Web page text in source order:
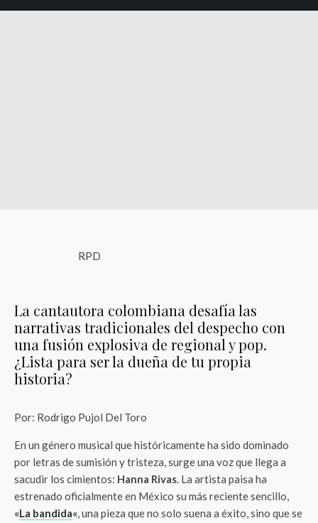
RPD
La cantautora colombiana desafía las
narrativas tradicionales del despecho con
una fusión explosiva de regional y pop.
¿Lista para ser la dueña de tu propia
historia?
Por: Rodrigo Pujol Del Toro
En un género musical que históricamente ha sido dominado
por letras de sumisión y tristeza, surge una voz que llega a
sacudir los cimientos: Hanna Rivas. La artista paisa ha
estrenado oficialmente en México su más reciente sencillo,
«La bandida«, una pieza que no solo suena a éxito, sino que se